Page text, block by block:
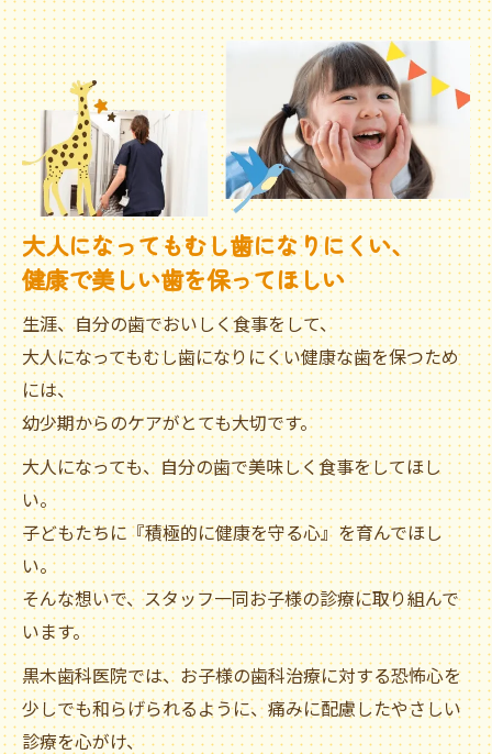
大人になってもむし歯になりにくい、
健康で美しい歯を保ってほしい
生涯、自分の歯でおいしく食事をして、
大人になってもむし歯になりにくい健康な歯を保つため
には、
幼少期からのケアがとても大切です。
大人になっても、自分の歯で美味しく食事をしてほし
い。
子どもたちに『積極的に健康を守る心』を育んでほし
い。
そんな想いで、スタッフ一同お子様の診療に取り組んで
います。
黒木歯科医院では、お子様の歯科治療に対する恐怖心を
少しでも和らげられるように、痛みに配慮したやさしい
診療を心がけ、